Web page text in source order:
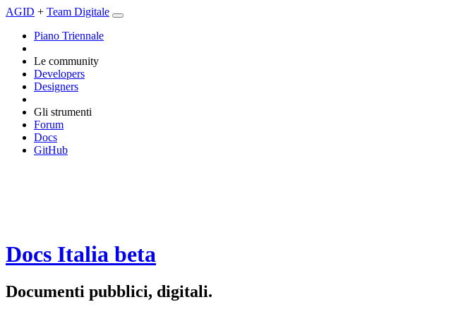
AGID + Team Digitale
Piano Triennale
Le community
Developers
Designers
Gli strumenti
Forum
Docs
GitHub
Docs Italia beta
Documenti pubblici, digitali.